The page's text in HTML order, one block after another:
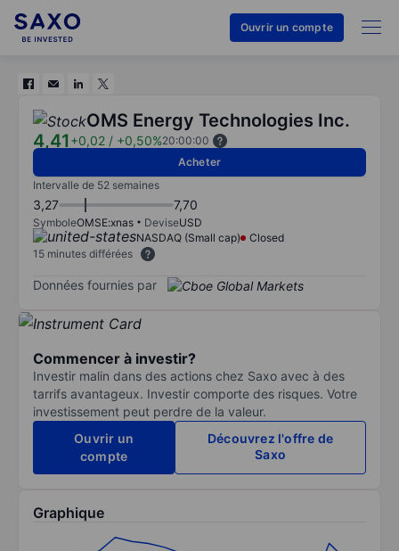
Ouvrir un compte
OMS Energy Technologies Inc.
4,41+0,02 / +0,50%20:00:00
Acheter
Intervalle de 52 semaines
3,27 7,70
SymboleOMSE:xnas DeviseUSD
NASDAQ (Small cap)
Closed
15 minutes différées
Données fournies par
Commencer à investir?
Investir malin dans des actions chez Saxo avec à des
tarrifs avantageux. Investir comporte des risques. Votre
investissement peut perdre de la valeur.
Ouvrir un
compte
Découvrez l'offre de
Saxo
Graphique